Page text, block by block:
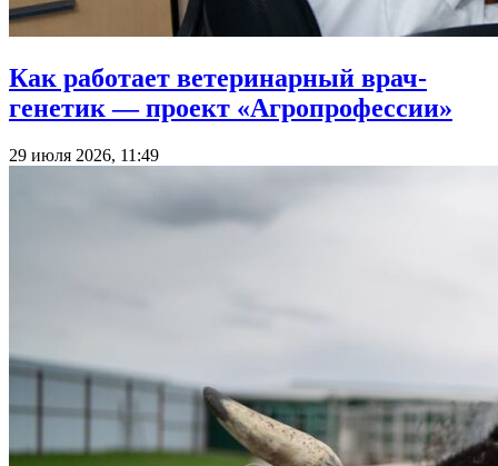
Как работает ветеринарный врач-
генетик — проект «Агропрофессии»
29 июля 2026, 11:49